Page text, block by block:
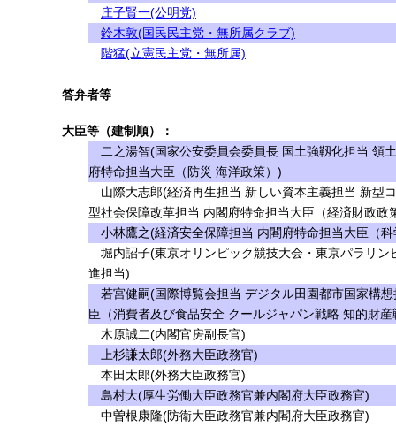
庄子賢一(公明党)
鈴木敦(国民民主党・無所属クラブ)
階猛(立憲民主党・無所属)
答弁者等
大臣等（建制順）：
二之湯智(国家公安委員会委員長 国土強靱化担当 領
府特命担当大臣（防災 海洋政策）)
山際大志郎(経済再生担当 新しい資本主義担当 新型
型社会保障改革担当 内閣府特命担当大臣（経済財政政
小林鷹之(経済安全保障担当 内閣府特命担当大臣（
堀内詔子(東京オリンピック競技大会・東京パラリン
進担当)
若宮健嗣(国際博覧会担当 デジタル田園都市国家構
臣（消費者及び食品安全 クールジャパン戦略 知的財産
木原誠二(内閣官房副長官)
上杉謙太郎(外務大臣政務官)
本田太郎(外務大臣政務官)
島村大(厚生労働大臣政務官兼内閣府大臣政務官)
中曽根康隆(防衛大臣政務官兼内閣府大臣政務官)